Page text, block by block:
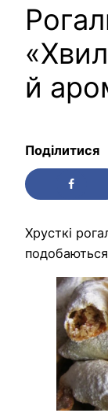
й
Поділитися
Хрусткі